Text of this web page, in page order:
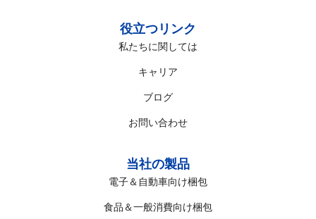
役立つリンク
私たちに関しては
キャリア
ブログ
お問い合わせ
当社の製品
電子＆自動車向け梱包
食品＆一般消費向け梱包